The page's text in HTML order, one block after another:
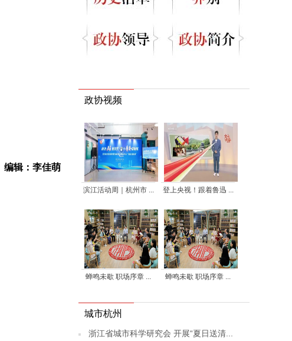
编辑：李佳萌
政协视频
滨江活动周｜杭州市 ... 登上央视！跟着鲁迅 ...
蝉鸣未歇 职场序章 ... 蝉鸣未歇 职场序章 ...
城市杭州
浙江省城市科学研究会 开展“夏日送清...